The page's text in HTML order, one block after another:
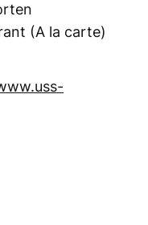
(A la carte)